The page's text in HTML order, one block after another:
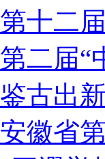
第十二
第二届“
鉴古出
安徽省